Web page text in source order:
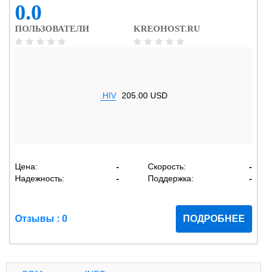
0.0
ПОЛЬЗОВАТЕЛИ KREOHOST.RU
.HIV 205.00 USD
Цена: - Скорость:
-
Надежность:
- Поддержка: -
Отзывы : 0 ПОДРОБНЕЕ